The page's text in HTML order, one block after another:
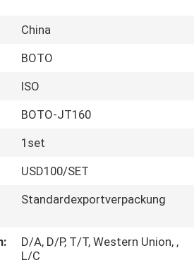
China
BOTO
ISO
BOTO-JT160
1set
USD100/SET
Standardexportverpackung
D/A, D/P, T/T, Western Union, ,
L/C